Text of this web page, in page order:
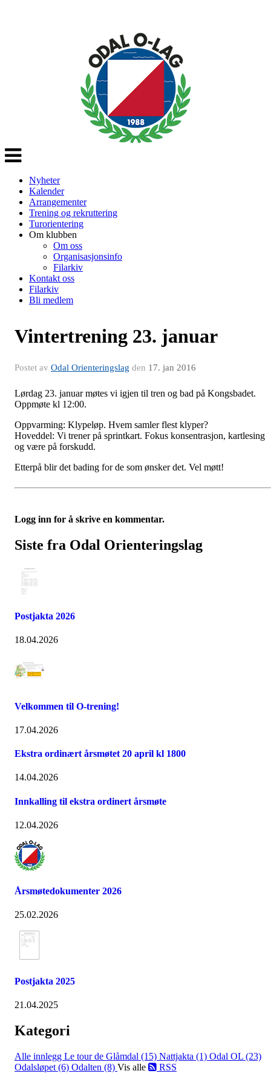
Veksle
navigasjon
Nyheter
Kalender
Arrangementer
Trening og rekruttering
Turorientering
Om klubben
Om oss
Organisasjonsinfo
Filarkiv
Kontakt oss
Filarkiv
Bli medlem
Vintertrening 23. januar
Postet av Odal Orienteringslag den 17. jan 2016
Lørdag 23. januar møtes vi igjen til tren og bad på Kongsbadet.
Oppmøte kl 12:00.
Oppvarming: Klypeløp. Hvem samler flest klyper?
Hoveddel: Vi trener på sprintkart. Fokus konsentrasjon, kartlesing
og være på forskudd.
Etterpå blir det bading for de som ønsker det. Vel møtt!
Logg inn for å skrive en kommentar.
Siste fra Odal Orienteringslag
Postjakta 2026
18.04.2026
Velkommen til O-trening!
17.04.2026
Ekstra ordinært årsmøtet 20 april kl 1800
14.04.2026
Innkalling til ekstra ordinert årsmøte
12.04.2026
Årsmøtedokumenter 2026
25.02.2026
Postjakta 2025
21.04.2025
Kategori
Alle innlegg Le tour de Glåmdal (15) Nattjakta (1) Odal OL (23)
Odalsløpet (6) Odalten (8) Vis alle RSS